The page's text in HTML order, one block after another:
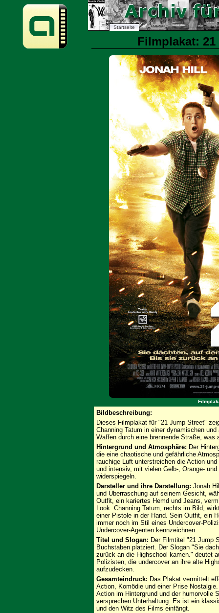
Startseite
Filmplakat: 21
Bildbeschreibung:
Dieses Filmplakat für "21 Jump Street"
Channing Tatum in einer dynamischen
Waffen durch eine brennende Straße,
Hintergrund und Atmosphäre: Der
die eine chaotische und gefährliche
rauchige Luft unterstreichen die Action
und intensiv, mit vielen Gelb-, Orange-
widerspiegeln.
Darsteller und ihre Darstellung: Jonah
und Überraschung auf seinem Gesicht,
Outfit, ein kariertes Hemd und Jeans,
Look. Channing Tatum, rechts im Bild,
einer Pistole in der Hand. Sein Outfit, ein
immer noch im Stil eines Undercover-
Undercover-Agenten kennzeichnen.
Titel und Slogan: Der Filmtitel "21 Jump
Buchstaben platziert. Der Slogan "Sie
zurück an die Highschool kamen." deutet
Polizisten, die undercover an ihre alte
aufzudecken.
Gesamteindruck: Das Plakat vermittelt
Action, Komödie und einer Prise
Action im Hintergrund und der humorvolle
versprechen Unterhaltung. Es ist ein
und den Witz des Films einfängt.